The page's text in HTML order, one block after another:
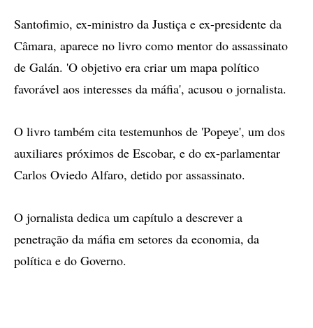
Santofimio, ex-ministro da Justiça e ex-presidente da
Câmara, aparece no livro como mentor do assassinato
de Galán. 'O objetivo era criar um mapa político
favorável aos interesses da máfia', acusou o jornalista.
O livro também cita testemunhos de 'Popeye', um dos
auxiliares próximos de Escobar, e do ex-parlamentar
Carlos Oviedo Alfaro, detido por assassinato.
O jornalista dedica um capítulo a descrever a
penetração da máfia em setores da economia, da
política e do Governo.